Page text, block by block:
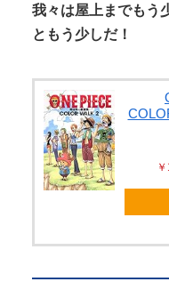
我々は屋上までもう
ともう少しだ！